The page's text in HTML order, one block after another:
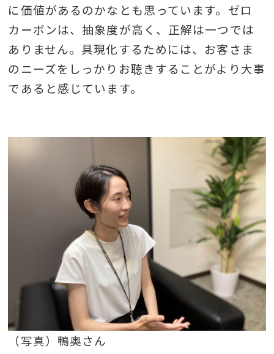
に価値があるのかなとも思っています。ゼロ
カーボンは、抽象度が高く、正解は一つでは
ありません。具現化するためには、お客さま
のニーズをしっかりお聴きすることがより大事
であると感じています。
（写真）鴨奥さん